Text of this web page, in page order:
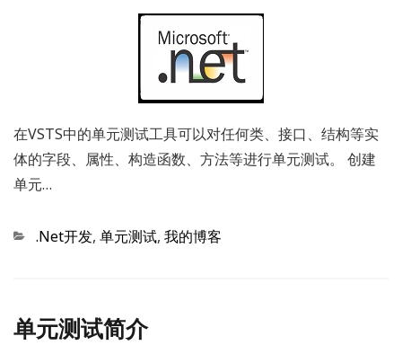
在VSTS中的单元测试工具可以对任何类、接口、结构等实
体的字段、属性、构造函数、方法等进行单元测试。 创建
单元…
Categories
.Net开发, 单元测试, 我的博客
单元测试简介